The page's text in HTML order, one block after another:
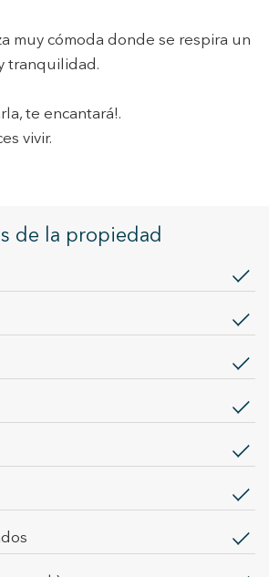
muy cómoda donde se respira un
tranquilidad.
te encantará!.
vivir.
de la propiedad